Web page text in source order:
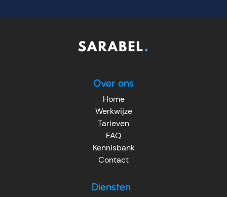
Over ons
Home
Werkwijze
Tarieven
FAQ
Kennisbank
Contact
Diensten